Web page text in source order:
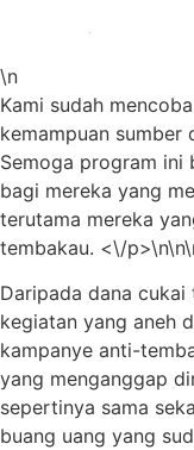
\n
Kami sudah
kemampuan sumber
Semoga program ini
bagi mereka yang
terutama mereka
tembakau. <\/
Daripada dana
kegiatan yang aneh
kampanye anti-
yang menganggap
sepertinya sama
buang uang yang